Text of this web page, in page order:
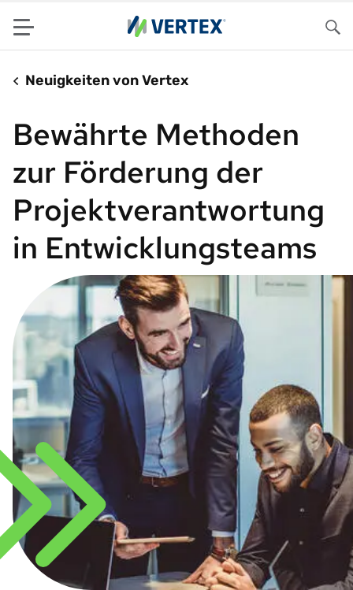
Menu
Neuigkeiten von Vertex
Bewährte Methoden
zur Förderung der
Projektverantwortung
in Entwicklungsteams